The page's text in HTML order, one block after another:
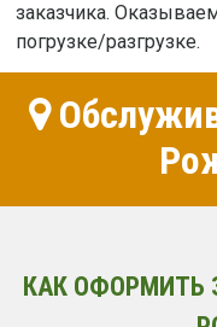
заказчика.
погрузке/разгрузке.
КАК ОФОРМИТЬ